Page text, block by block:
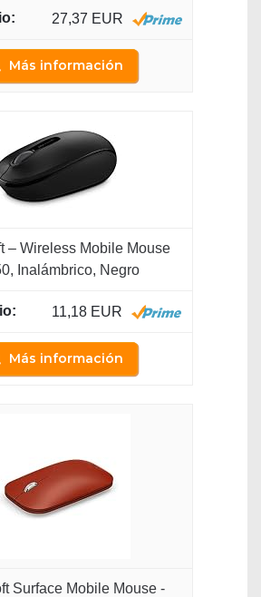
27,37 EUR
Más información
– Wireless Mobile Mouse
Inalámbrico, Negro
11,18 EUR
Más información
Surface Mobile Mouse -